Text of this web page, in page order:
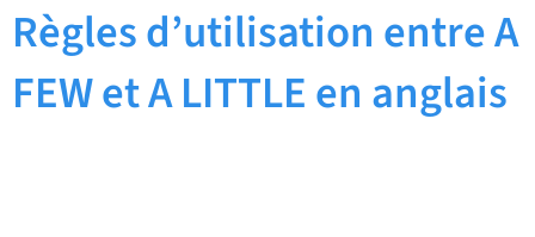
Règles d’utilisation entre A
FEW et A LITTLE en anglais